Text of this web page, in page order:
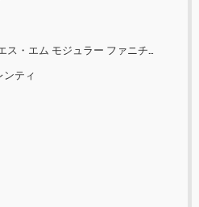
ス・エム モジュラー ファニチャー
ンティ